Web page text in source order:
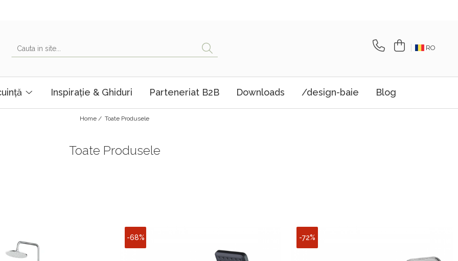
RO
Inspirație & Ghiduri Parteneriat B2B Downloads /design-baie Blog
Home / Toate Produsele
Toate Produsele
-68% -72%